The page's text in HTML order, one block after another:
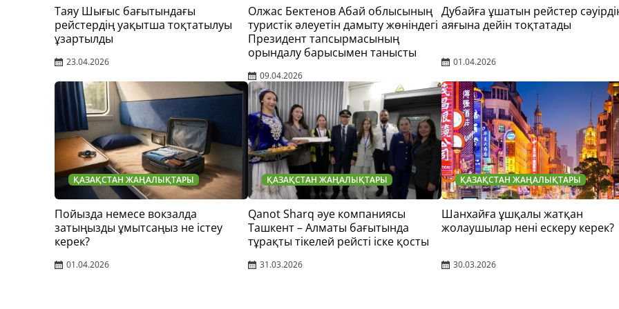
Таяу Шығыс бағытындағы
рейстердің уақытша тоқтатылуы
ұзартылды
23.04.2026
Олжас Бектенов Абай облысының
туристік әлеуетін дамыту жөніндегі
Президент тапсырмасының
орындалу барысымен танысты
09.04.2026
Дубайға ұшатын рейстер
аяғына дейін тоқтатады
01.04.2026
ҚАЗАҚСТАН ЖАҢАЛЫҚТАРЫ
Пойызда немесе вокзалда
затыңызды ұмытсаңыз не істеу
керек?
01.04.2026
ҚАЗАҚСТАН ЖАҢАЛЫҚТАРЫ
Qanot Sharq әуе компаниясы
Ташкент – Алматы бағытында
тұрақты тікелей рейсті іске қосты
31.03.2026
ҚАЗАҚСТАН ЖАҢАЛЫҚТАРЫ
Шанхайға ұшқалы жатқан
жолаушылар нені ескеру керек?
30.03.2026